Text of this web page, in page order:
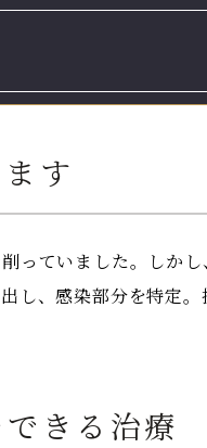
す
っていました。しか
し、感染部分を特定
きる治療